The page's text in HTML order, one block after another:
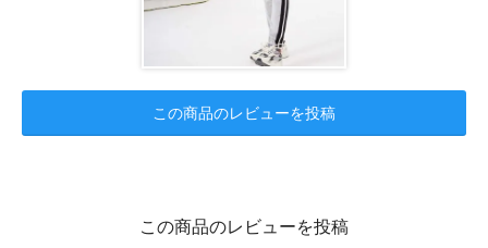
この商品のレビューを投稿
この商品のレビューを投稿